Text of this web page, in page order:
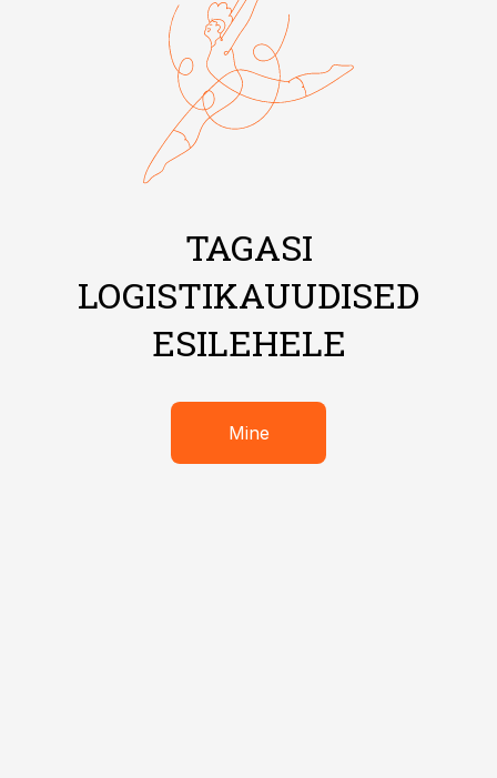
TAGASI
LOGISTIKAUUDISED
ESILEHELE
Mine